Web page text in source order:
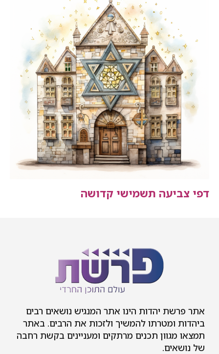
דפי צביעה תשמישי קדושה
אתר פרשת יהדות הינו אתר המנגיש נושאים רבים
ביהדות ומטרתו להמשיך ולזכות את הרבים. באתר
תמצאו מגוון תכנים מרתקים ומעניינים בקשת רחבה
של נושאים.